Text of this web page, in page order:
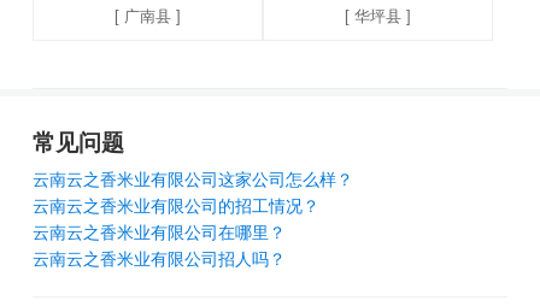
[ 广南县 ]
[ 华坪县 ]
常见问题
云南云之香米业有限公司这家公司怎么样？
云南云之香米业有限公司的招工情况？
云南云之香米业有限公司在哪里？
云南云之香米业有限公司招人吗？